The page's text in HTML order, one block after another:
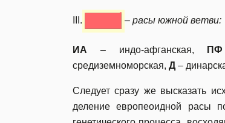
III. – расы южной ветви:
ИА – индо-афганская, ПФ
средиземноморская, Д –
Следует сразу же высказать
деление европеоидной расы